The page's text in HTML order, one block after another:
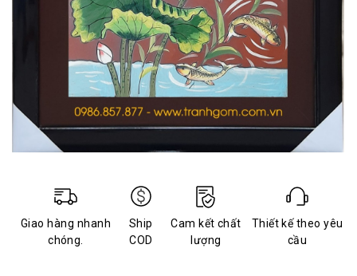
Giao hàng nhanh
chóng.
Ship
COD
Cam kết chất
lượng
Thiết kế theo yêu
cầu